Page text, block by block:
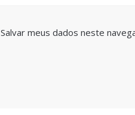
Salvar meus dados neste